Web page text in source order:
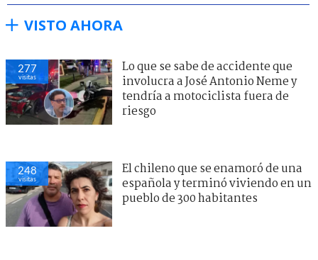
VISTO AHORA
277
visitas
Lo que se sabe de accidente que
involucra a José Antonio Neme y
tendría a motociclista fuera de
riesgo
248
visitas
El chileno que se enamoró de una
española y terminó viviendo en un
pueblo de 300 habitantes